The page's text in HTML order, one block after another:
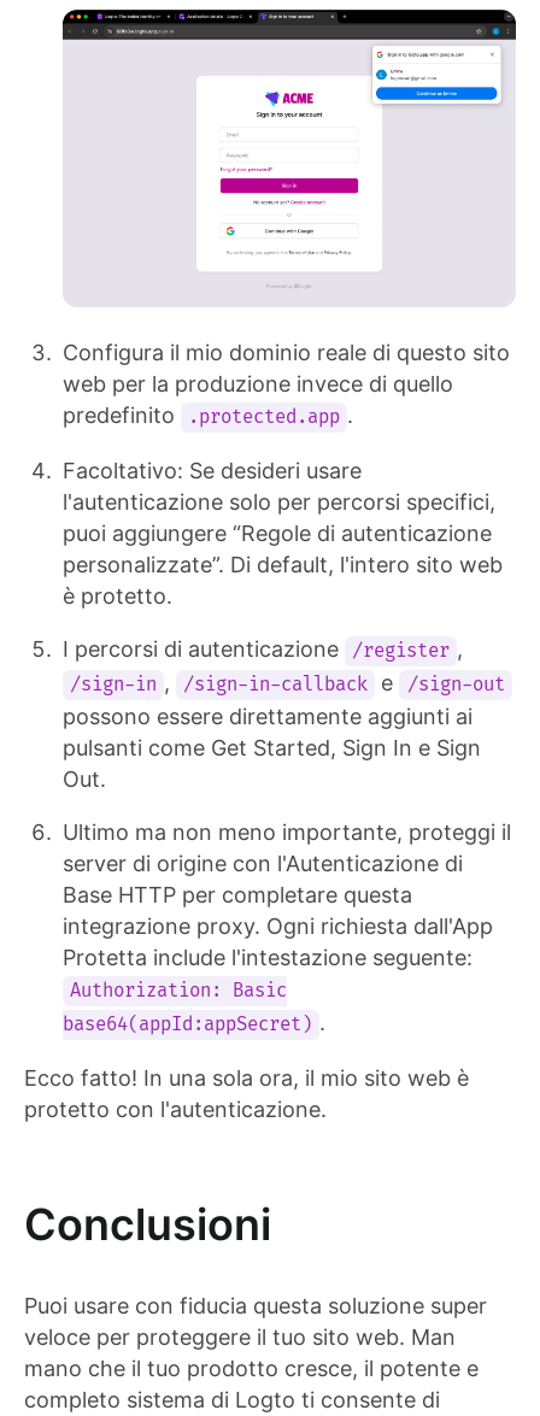
Configura il mio dominio reale di questo sito
web per la produzione invece di quello
predefinito
.protected.app .
Facoltativo: Se desideri usare
l'autenticazione solo per percorsi specifici,
puoi aggiungere “Regole di autenticazione
personalizzate”. Di default, l'intero sito web
è protetto.
I percorsi di autenticazione /register ,
/sign-in , /sign-in-callback e /sign-out
possono essere direttamente aggiunti ai
pulsanti come Get Started, Sign In e Sign
Out.
Ultimo ma non meno importante, proteggi il
server di origine con l'Autenticazione di
Base HTTP per completare questa
integrazione proxy. Ogni richiesta dall'App
Protetta include l'intestazione seguente:
Authorization: Basic
base64(appId:appSecret) .
Ecco fatto! In una sola ora, il mio sito web è
protetto con l'autenticazione.
Conclusioni
Puoi usare con fiducia questa soluzione super
veloce per proteggere il tuo sito web. Man
mano che il tuo prodotto cresce, il potente e
completo sistema di Logto ti consente di